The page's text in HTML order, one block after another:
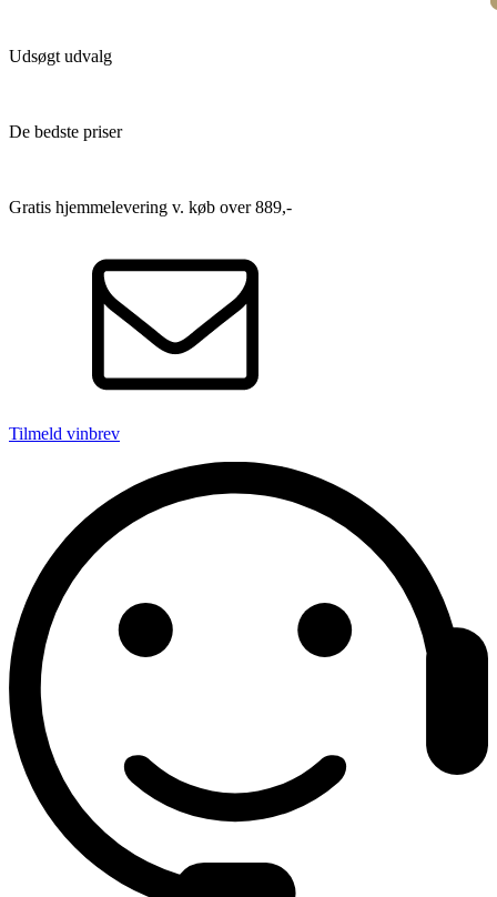
Udsøgt udvalg
De bedste priser
Gratis hjemmelevering v. køb over 889,-
Tilmeld vinbrev